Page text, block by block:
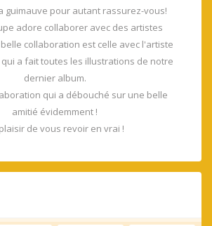
guimauve pour autant rassurez-vous!
adore collaborer avec des artistes
collaboration est celle avec l'artiste
qui a fait toutes les illustrations de notre
dernier album.
qui a débouché sur une belle
amitié évidemment !
de vous revoir en vrai !